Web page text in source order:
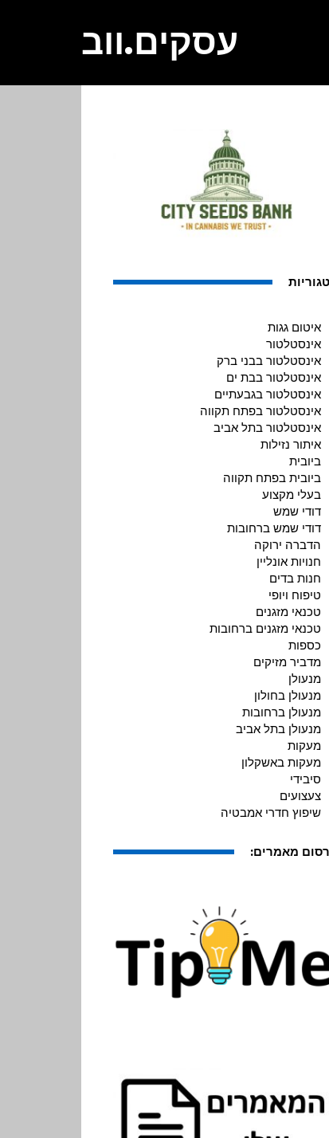
עסקים.ווב
איטום גגות
אינסטלטור
אינסטלטור בבני ברק
אינסטלטור בבת ים
אינסטלטור בגבעתיים
אינסטלטור בפתח תקווה
אינסטלטור בתל אביב
איתור נזילות
ביובית
ביובית בפתח תקווה
בעלי מקצוע
דודי שמש
דודי שמש ברחובות
הדברה ירוקה
חנויות אונליין
חנות בדים
טיפוח ויופי
טכנאי מזגנים
טכנאי מזגנים ברחובות
כספות
מדביר מזיקים
מנעולן
מנעולן בחולון
מנעולן ברחובות
מנעולן בתל אביב
מעקות
מעקות באשקלון
סיבידי
צעצועים
שיפוץ חדרי אמבטיה
מאמרים: